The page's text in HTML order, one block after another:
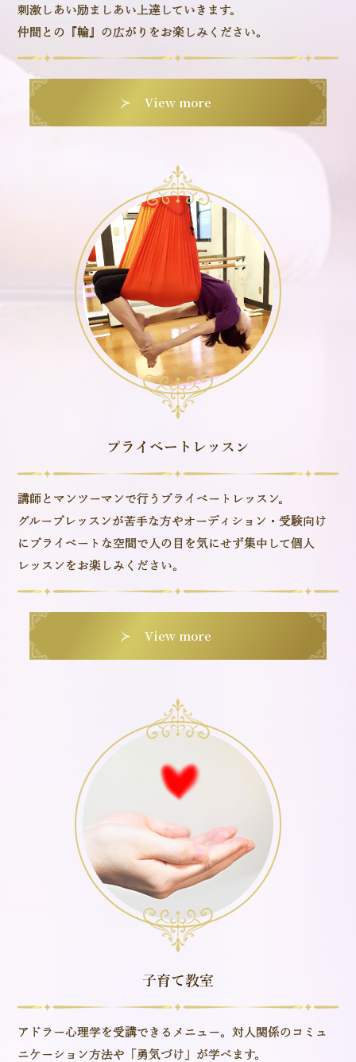
刺激しあい励ましあい上達していきます。
仲間との『輪』の広がりをお楽しみください。
View more
プライベートレッスン
講師とマンツーマンで行うプライベートレッスン。
グループレッスンが苦手な方やオーディション・受験向け
にプライベートな空間で人の目を気にせず集中して個人
レッスンをお楽しみください。
View more
子育て教室
アドラー心理学を受講できるメニュー。対人関係のコミュ
ニケーション方法や「勇気づけ」が学べます。